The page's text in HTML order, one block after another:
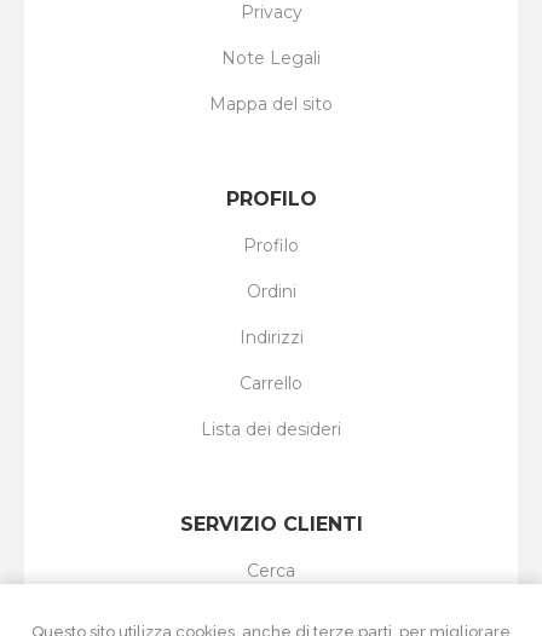
Privacy
Note Legali
Mappa del sito
PROFILO
Profilo
Ordini
Indirizzi
Carrello
Lista dei desideri
SERVIZIO CLIENTI
Cerca
Questo sito utilizza cookies, anche di terze parti, per migliorare